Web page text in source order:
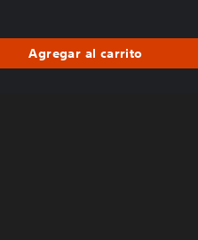
Agregar al carrito